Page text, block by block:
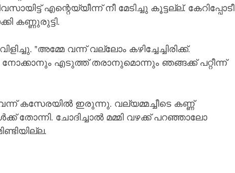
എന്റെയ്യീന്ന് നീ മേടിച്ചു കൂട്ടല്ല്. കേറിപ്പോടീ
കണ്ണുരുട്ടി.
"അമ്മേ വന്ന് വല്ലോം കഴിച്ചേച്ചിരിക്ക്.
നോക്കാനും എടുത്ത് തരാനുമൊന്നും ഞങ്ങക്ക് പറ്റീന്ന്
കസേരയിൽ ഇരുന്നു. വല്യമ്മച്ചീടെ കണ്ണ്
തോന്നി. ചോദിച്ചാൽ മമ്മി വഴക്ക് പറഞ്ഞാലോ